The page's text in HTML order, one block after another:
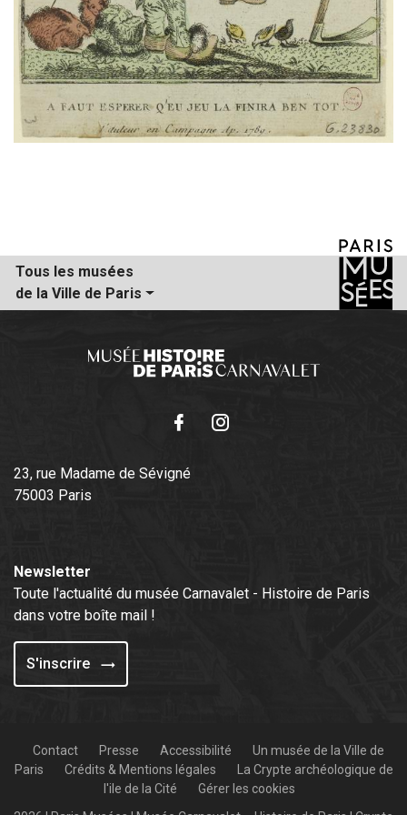
Tous les musées
de la Ville de Paris
23, rue Madame de Sévigné
75003 Paris
Newsletter
Toute l'actualité du musée Carnavalet - Histoire de Paris
dans votre boîte mail !
S'inscrire
Contact Presse Accessibilité
Un musée de la Ville de
Paris
Crédits & Mentions légales
La Crypte archéologique de
l'ile de la Cité
Gérer les cookies